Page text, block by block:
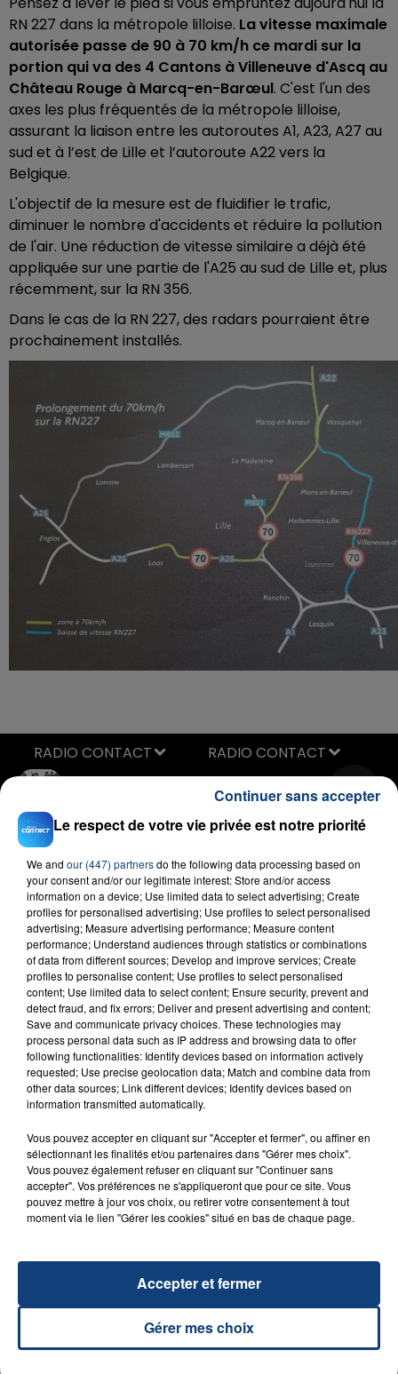
RN 227 dans la métropole lilloise. La vitesse maximale
autorisée passe de 90 à 70 km/h ce mardi sur la
portion qui va des 4 Cantons à Villeneuve d'Ascq au
Château Rouge à Marcq-en-Barœul. C'est l'un des
axes les plus fréquentés de la métropole lilloise,
assurant la liaison entre les autoroutes A1, A23, A27 au
sud et à l’est de Lille et l’autoroute A22 vers la
Belgique.
L'objectif de la mesure est de fluidifier le trafic,
diminuer le nombre d'accidents et réduire la pollution
de l'air. Une réduction de vitesse similaire a déjà été
appliquée sur une partie de l'A25 au sud de Lille et, plus
récemment, sur la RN 356.
Dans le cas de la RN 227, des radars pourraient être
prochainement installés.
RNBOI
RADIO CONTACT
FIL D'ACTU
23 juillet 2026
INCENDIE MORTEL À LENS : UNE FEMME ET
SON BÉBÉ ENTRE LA VIE ET LA...
Un homme s'est immolé par le feu après avoir
aspergé sa compagne et leur bébé de trois mois
Le respect de votre vie privée est notre priorité
We and our (447) partnersdo the following data processing based on
your consent and/or our legitimate interest: Store and/or access
information on a device; Use limited data to select advertising; Create
profiles for personalised advertising; Use profiles to select personalised
advertising; Measure advertising performance; Measure content
performance; Understand audiences through statistics or combinations
of data from different sources; Develop and improve services; Create
profiles to personalise content; Use profiles to select personalised
content; Use limited data to select content; Ensure security, prevent and
detect fraud, and fix errors; Deliver and present advertising and content;
Save and communicate privacy choices. These technologies may
process personal data such as IP address and browsing data to offer
following functionalities: Identify devices based on information actively
requested; Use precise geolocation data; Match and combine data from
other data sources; Link different devices; Identify devices based on
information transmitted automatically.
Vous pouvez accepter en cliquant sur "Accepter et fermer", ou affiner en
sélectionnant les finalités et/ou partenaires dans "Gérer mes choix".
Vous pouvez également refuser en cliquant sur "Continuer sans
accepter". Vos préférences ne s'appliqueront que pour ce site. Vous
pouvez mettre à jour vos choix, ou retirer votre consentement à tout
moment via le lien "Gérer les cookies" situé en bas de chaque page.
Gérer mes choix
Accepter et fermer
Continuer sans accepter